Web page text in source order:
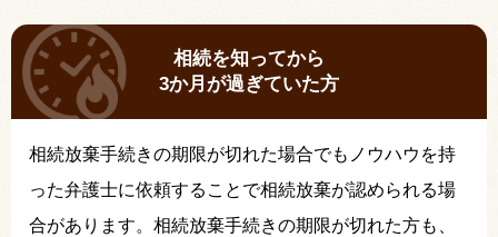
相続を知ってから
3か月が過ぎていた方
相続放棄手続きの期限が切れた場合でもノウハウを持
った弁護士に依頼することで相続放棄が認められる場
合があります。相続放棄手続きの期限が切れた方も、